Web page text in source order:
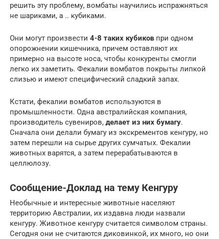
решить эту проблему, вомбаты научились испражняться
не шариками, а .. кубиками.
Они могут произвести 4-8 таких кубиков при одном
опорожнении кишечника, причем оставляют их
примерно на высоте носа, чтобы конкуренты смогли
легко их заметить. Фекалии вомбатов покрыты липкой
слизью и имеют специфический сладкий запах.
Кстати, фекалии вомбатов используются в
промышленности. Одна австралийская компания,
производитель сувениров, делает из них бумагу.
Сначала они делали бумагу из экскрементов кенгуру, но
затем перешли на сырье других сумчатых. Фекалии
животных варятся, а затем перерабатываются в
целлюлозу.
Сообщение-Доклад на тему Кенгуру
Необычные и интересные животные населяют
территорию Австралии, их издавна люди назвали
кенгуру. Животное кенгуру считается символом страны.
Сегодня они не считаются диковинкой, их много, но они